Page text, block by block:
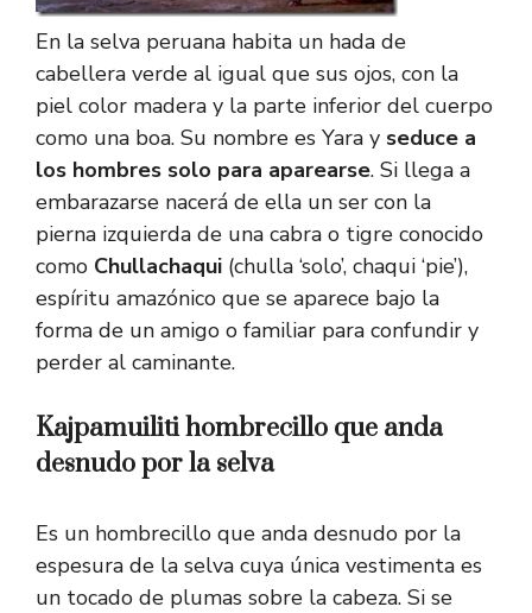
En la selva peruana habita un hada de
cabellera verde al igual que sus ojos, con la
piel color madera y la parte inferior del cuerpo
como una boa. Su nombre es Yara y seduce a
los hombres solo para aparearse. Si llega a
embarazarse nacerá de ella un ser con la
pierna izquierda de una cabra o tigre conocido
como Chullachaqui (chulla ‘solo’, chaqui ‘pie’),
espíritu amazónico que se aparece bajo la
forma de un amigo o familiar para confundir y
perder al caminante.
Kajpamuiliti hombrecillo que anda
desnudo por la selva
Es un hombrecillo que anda desnudo por la
espesura de la selva cuya única vestimenta es
un tocado de plumas sobre la cabeza. Si se